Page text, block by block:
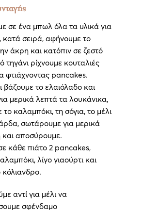
σε ένα μπωλ όλα τα υλικά για
σειρά, αφήνουμε το
άκρη και κατόπιν σε ζεστό
τηγάνι ρίχνουμε κουταλιές
φτιάχνοντας pancakes.
βάζουμε το ελαιόλαδο και
μερικά λεπτά τα λουκάνικα,
καλαμπόκι, τη σόγια, το μέλι
σωτάρουμε για μερικά
αποσύρουμε.
κάθε πιάτο 2 pancakes,
λίγο γιαούρτι και
αντί για μέλι να
σφένδαμο